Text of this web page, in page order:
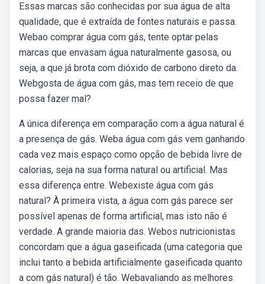
Essas marcas são conhecidas por sua água de alta
qualidade, que é extraída de fontes naturais e passa.
Webao comprar água com gás, tente optar pelas
marcas que envasam água naturalmente gasosa, ou
seja, a que já brota com dióxido de carbono direto da.
Webgosta de água com gás, mas tem receio de que
possa fazer mal?
A única diferença em comparação com a água natural é
a presença de gás. Weba água com gás vem ganhando
cada vez mais espaço como opção de bebida livre de
calorias, seja na sua forma natural ou artificial. Mas
essa diferença entre. Webexiste água com gás
natural? À primeira vista, a água com gás parece ser
possível apenas de forma artificial, mas isto não é
verdade. A grande maioria das. Webos nutricionistas
concordam que a água gaseificada (uma categoria que
inclui tanto a bebida artificialmente gaseificada quanto
a com gás natural) é tão. Webavaliando as melhores